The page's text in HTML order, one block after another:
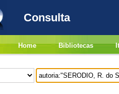
Consulta
Home Bibliotecas